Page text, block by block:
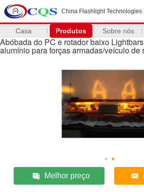
China Flashlight Technologies
Casa Produtos Sobre nós
Abóbada do PC e rotador baixo
alumínio para forças armadas/veículo de
Melhor preço